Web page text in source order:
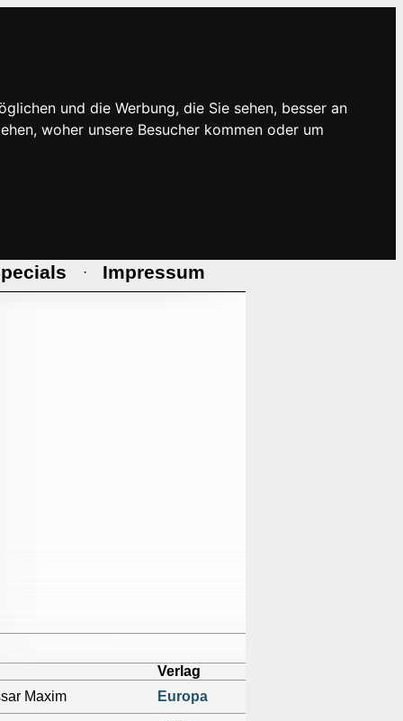
und die Werbung, die Sie sehen, besser an
woher unsere Besucher kommen oder um
· Impressum
Verlag
Maxim
Europa